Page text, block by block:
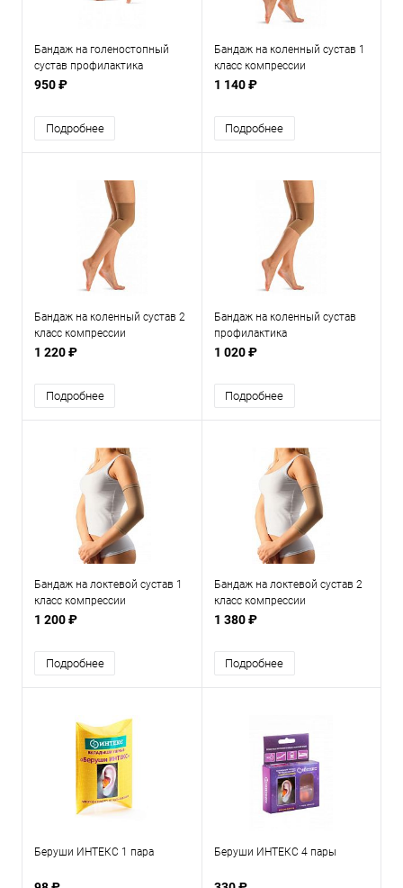
Бандаж на голеностопный
сустав профилактика
950 ₽
Подробнее
Бандаж на коленный сустав 1
класс компрессии
1 140 ₽
Подробнее
Бандаж на коленный сустав 2
класс компрессии
1 220 ₽
Подробнее
Бандаж на коленный сустав
профилактика
1 020 ₽
Подробнее
Бандаж на локтевой сустав 1
класс компрессии
1 200 ₽
Подробнее
Бандаж на локтевой сустав 2
класс компрессии
1 380 ₽
Подробнее
Беруши ИНТЕКС 1 пара Беруши ИНТЕКС 4 пары